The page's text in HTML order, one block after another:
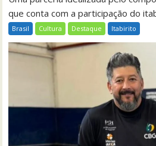
que conta com a participação do
Brasil Cultura Destaque Itabirito